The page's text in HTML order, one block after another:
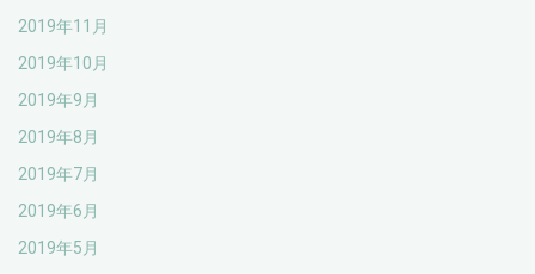
2019年11月
2019年10月
2019年9月
2019年8月
2019年7月
2019年6月
2019年5月